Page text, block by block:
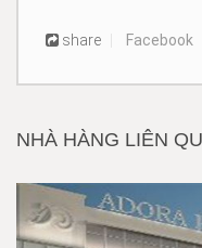
share Facebook
NHÀ HÀNG LIÊN